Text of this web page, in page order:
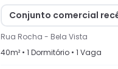
Conjunto comercial
Rua Rocha - Bela Vista
40m² • 1 Dormitório • 1 Vaga